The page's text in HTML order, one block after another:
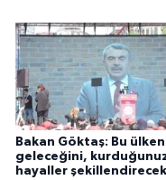
Bakan Göktaş: Bu
geleceğini,
hayaller şekillendirecek